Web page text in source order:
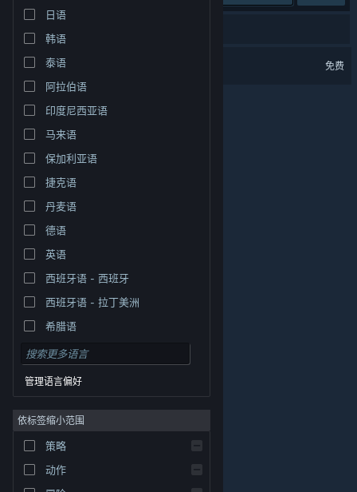
更改语言
获取 Steam 手机应用
查看桌面版网站
© Valve Corporation。保留所有权利。所有商标均为其在
律信息| 无障碍
日语
韩语
泰语
阿拉伯语
印度尼西亚语
马来语
保加利亚语
捷克语
丹麦语
德语
英语
西班牙语 - 西班牙
西班牙语 - 拉丁美洲
希腊语
管理语言偏好
依标签缩小范围
策略
动作
1 个匹配的搜索结果。
免费